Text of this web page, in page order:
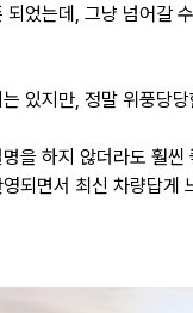
되었는데, 그냥 넘어갈
있지만, 정말 위풍당
을 하지 않더라도 훨씬
되면서 최신 차량답게